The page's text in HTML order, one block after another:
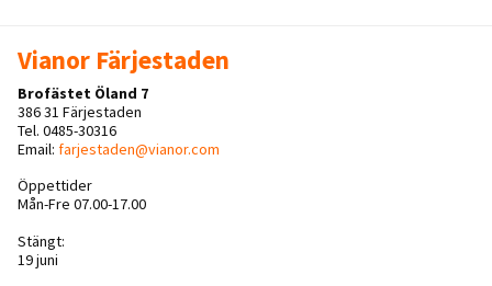
Vianor Färjestaden
Brofästet Öland 7
386 31 Färjestaden
Tel. 0485-30316
Email: farjestaden@vianor.com
Öppettider
Mån-Fre 07.00-17.00
Stängt:
19 juni